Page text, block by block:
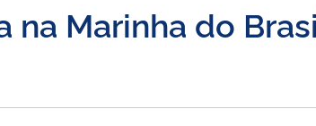
na Marinha do